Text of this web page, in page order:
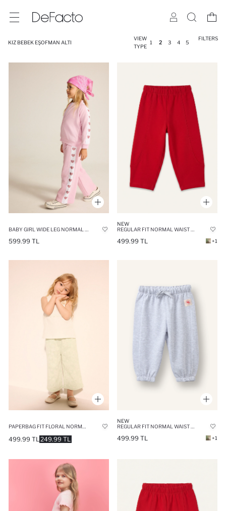
KIZ BEBEK EŞOFMAN ALTI
VIEW
TYPE
1 2 3 4 5
FILTERS
599.99 TL
NEW
499.99 TL +1
249.99 TL
499.99 TL
NEW
499.99 TL +1